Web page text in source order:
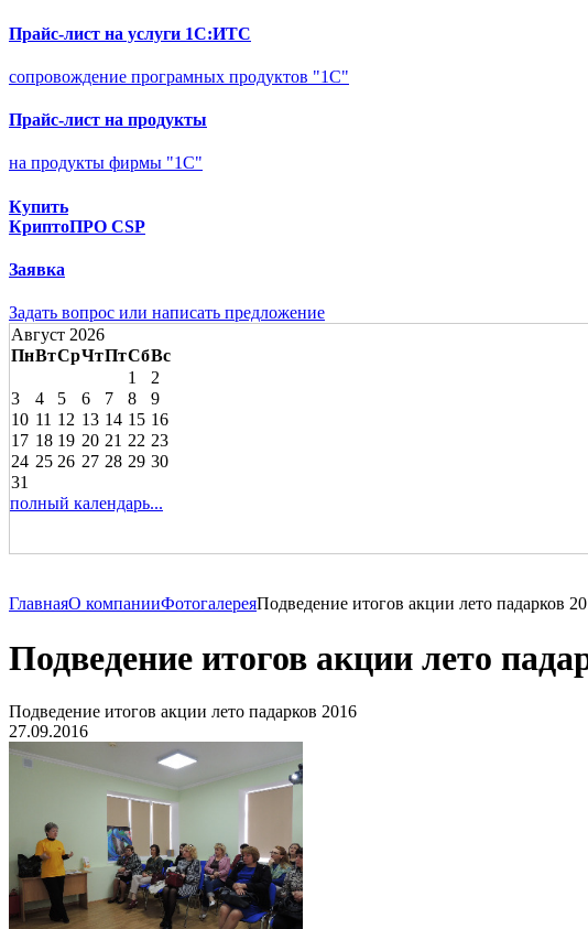
Прайс-лист на услуги 1С:ИТС
сопровождение програмных продуктов "1С"
Прайс-лист на продукты
на продукты фирмы "1С"
Купить
КриптоПРО CSP
Заявка
Задать вопрос или написать предложение
Август 2026
ПнВтСрЧтПтСбВс
1
2
3
4 5 6 7 8
9
10 11 12 13 14 15 16
17 18 19 20 21 22 23
24 25 26 27 28 29 30
31
полный календарь...
ГлавнаяО компанииФотогалереяПодведение итогов акции лето падарков
Подведение итогов акции лето
Подведение итогов акции лето падарков 2016
27.09.2016